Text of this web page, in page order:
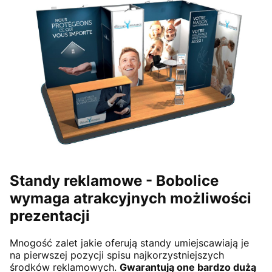
Standy reklamowe - Bobolice
wymaga atrakcyjnych możliwości
prezentacji
Mnogość zalet jakie oferują standy umiejscawiają je
na pierwszej pozycji spisu najkorzystniejszych
środków reklamowych. Gwarantują one bardzo dużą